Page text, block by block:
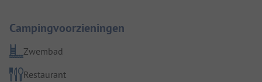
Campingvoorzieningen
Zwembad
Restaurant